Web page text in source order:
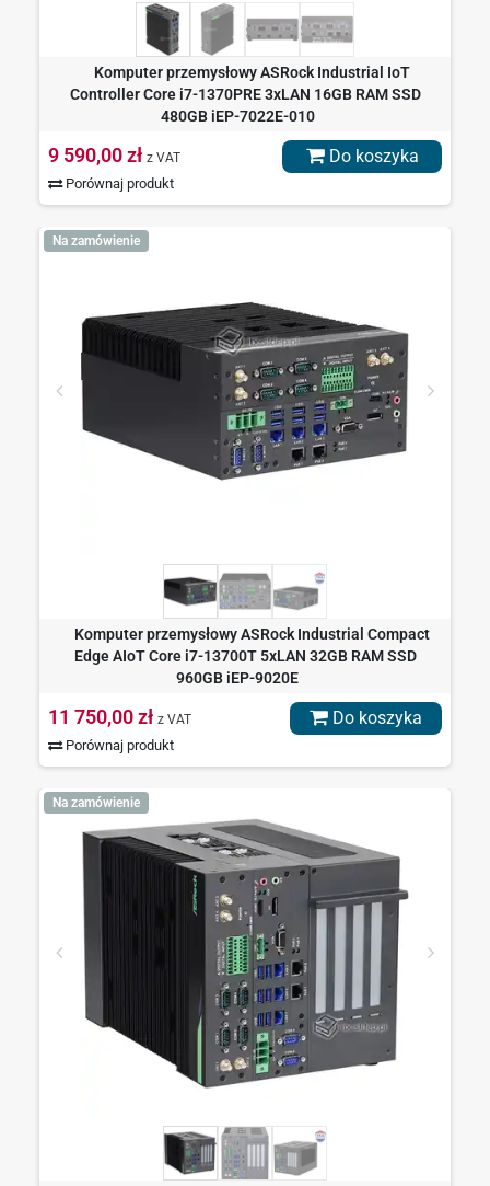
Komputer przemysłowy ASRock Industrial IoT
Controller Core i7-1370PRE 3xLAN 16GB RAM SSD
480GB iEP-7022E-010
9 590,00 zł z VAT
Porównaj produkt
Do koszyka
Na zamówienie
Komputer przemysłowy ASRock Industrial Compact
Edge AIoT Core i7-13700T 5xLAN 32GB RAM SSD
960GB iEP-9020E
11 750,00 zł z VAT
Porównaj produkt
Do koszyka
Na zamówienie